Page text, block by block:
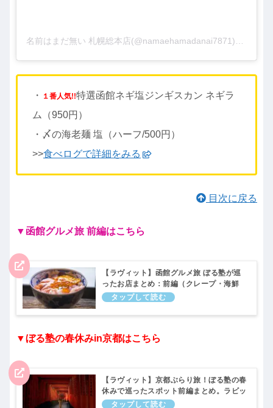
・ １番人気!!特選函館ネギ塩ジンギスカン ネギラ
ム（950円）
・〆の海老麺 塩（ハーフ/500円）
>>食べログで詳細をみる
目次に戻る
▼函館グルメ旅 前編はこちら
【ラヴィット】函館グルメ旅 ぼる塾が巡
ったお店まとめ：前編（クレープ・海鮮
丼・ハンバーガー）ラビット｜5月9日
▼ぼる塾の春休みin京都はこちら
【ラヴィット】京都ぶらり旅！ぼる塾の春
休みで巡ったスポット前編まとめ。ラビッ
ト｜3月28日